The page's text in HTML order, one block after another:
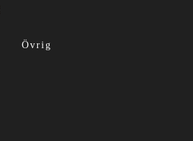
Övrig